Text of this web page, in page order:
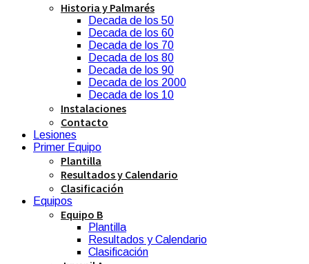
Historia y Palmarés
Decada de los 50
Decada de los 60
Decada de los 70
Decada de los 80
Decada de los 90
Decada de los 2000
Decada de los 10
Instalaciones
Contacto
Lesiones
Primer Equipo
Plantilla
Resultados y Calendario
Clasificación
Equipos
Equipo B
Plantilla
Resultados y Calendario
Clasificación